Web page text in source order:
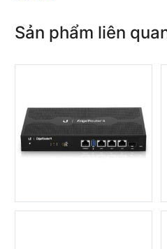
Sản phẩm liên